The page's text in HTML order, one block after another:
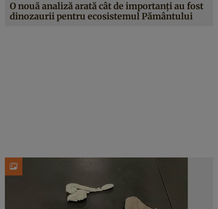
O nouă analiză arată cât de importanți au fost
dinozaurii pentru ecosistemul Pământului